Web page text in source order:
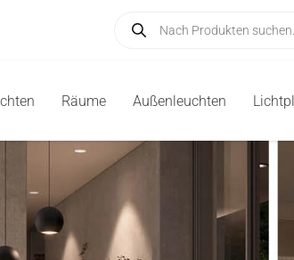
search
Räume Außenleuchten